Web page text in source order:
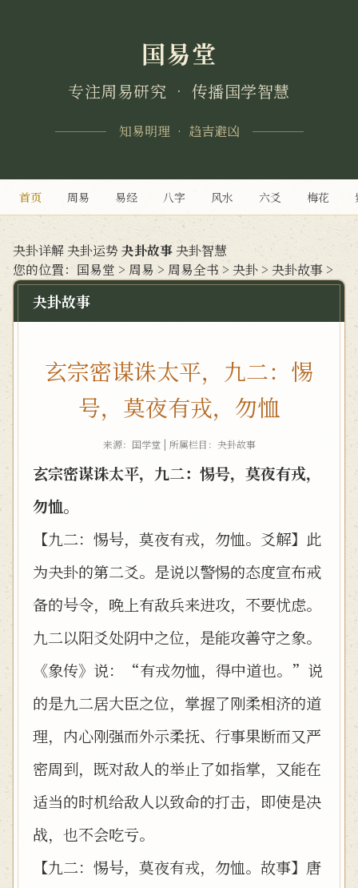
国易堂
专注周易研究 • 传播国学智慧
知易明理 • 趋吉避凶
首页 周易 易经 八字 风水 六爻 梅花
夬卦详解夬卦运势 夬卦故事夬卦智慧
您的位置： 国易堂 > 周易 > 周易全书 > 夬卦 > 夬卦故事 >
夬卦故事
玄宗密谋诛太平，九二：惕
号，莫夜有戎，勿恤
来源：国学堂 | 所属栏目： 夬卦故事
玄宗密谋诛太平，九二：惕号，莫夜有戎，
勿恤。
【九二：惕号，莫夜有戎，勿恤。爻解】此
为夬卦的第二爻。是说以警惕的态度宣布戒
备的号令，晚上有敌兵来进攻，不要忧虑。
九二以阳爻处阴中之位，是能攻善守之象。
《象传》说：“有戎勿恤，得中道也。”说
的是九二居大臣之位，掌握了刚柔相济的道
理，内心刚强而外示柔抚、行事果断而又严
密周到，既对敌人的举止了如指掌，又能在
适当的时机给敌人以致命的打击，即使是决
战，也不会吃亏。
【九二：惕号，莫夜有戎，勿恤。故事】唐